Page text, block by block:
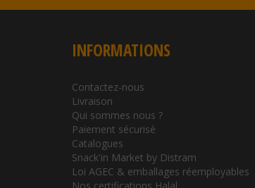
INFORMATIONS
Contactez-nous
Livraison
Qui sommes nous ?
Paiement sécurisé
Catalogues
Snack'in Market by Distram
Loi AGEC & emballages réemployables